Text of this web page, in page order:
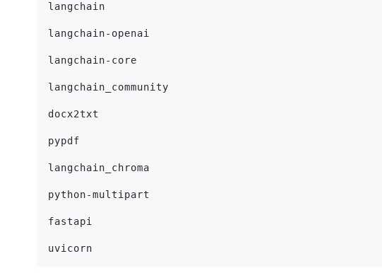
langchain
langchain-openai
langchain-core
langchain_community
docx2txt
pypdf
langchain_chroma
python-multipart
fastapi
uvicorn